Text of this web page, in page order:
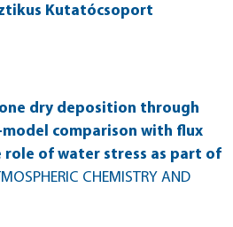
Kutatócsoport
dry deposition through
comparison with flux
role of water stress as part of
CHEMISTRY AND